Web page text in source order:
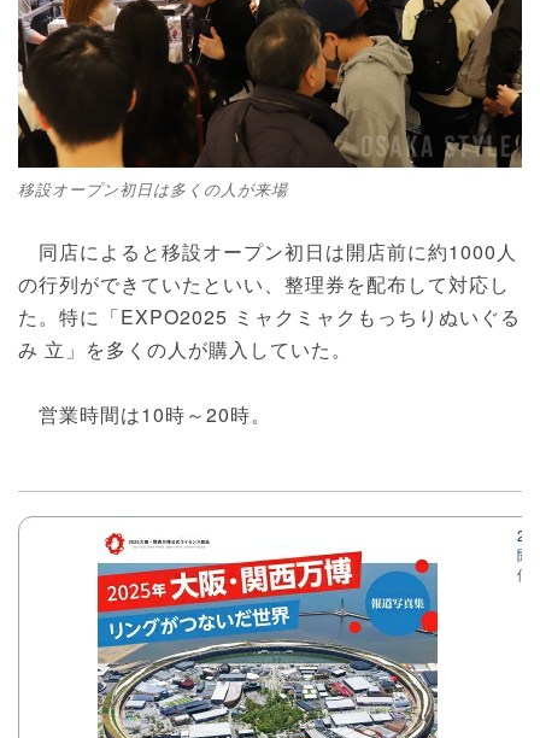
移設オープン初日は多くの人が来場
同店によると移設オープン初日は開店前に約1000人
の行列ができていたといい、整理券を配布して対応し
た。特に「EXPO2025 ミャクミャクもっちりぬいぐる
み 立」を多くの人が購入していた。
営業時間は10時～20時。
聞
価